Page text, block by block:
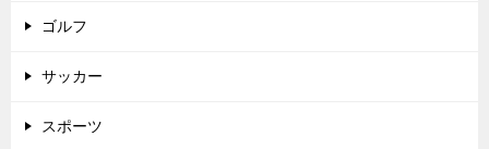
ゴルフ
サッカー
スポーツ